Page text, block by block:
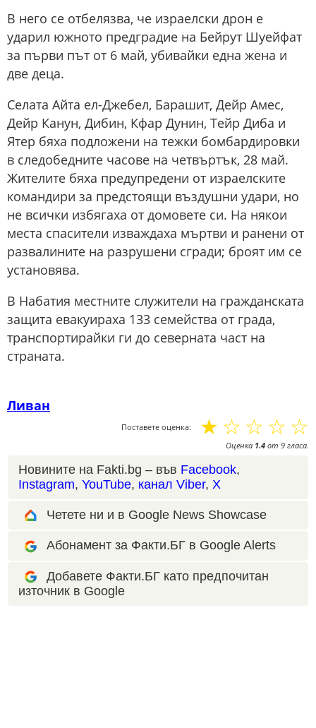
В него се отбелязва, че израелски дрон е
ударил южното предградие на Бейрут Шуейфат
за първи път от 6 май, убивайки една жена и
две деца.
Селата Айта ел-Джебел, Барашит, Дейр Амес,
Дейр Канун, Дибин, Кфар Дунин, Тейр Диба и
Ятер бяха подложени на тежки бомбардировки
в следобедните часове на четвъртък, 28 май.
Жителите бяха предупредени от израелските
командири за предстоящи въздушни удари, но
не всички избягаха от домовете си. На някои
места спасители изваждаха мъртви и ранени от
развалините на разрушени сгради; броят им се
установява.
В Набатия местните служители на гражданската
защита евакуираха 133 семейства от града,
транспортирайки ги до северната част на
страната.
Ливан
Поставете оценка: ☆
☆
☆
☆
☆
Оценка 1.4 от 9 гласа.
Новините на Fakti.bg – във Facebook,
Instagram, YouTube, канал Viber, X
Четете ни и в Google News Showcase
Абонамент за Факти.БГ в Google Alerts
Добавете Факти.БГ като предпочитан
източник в Google